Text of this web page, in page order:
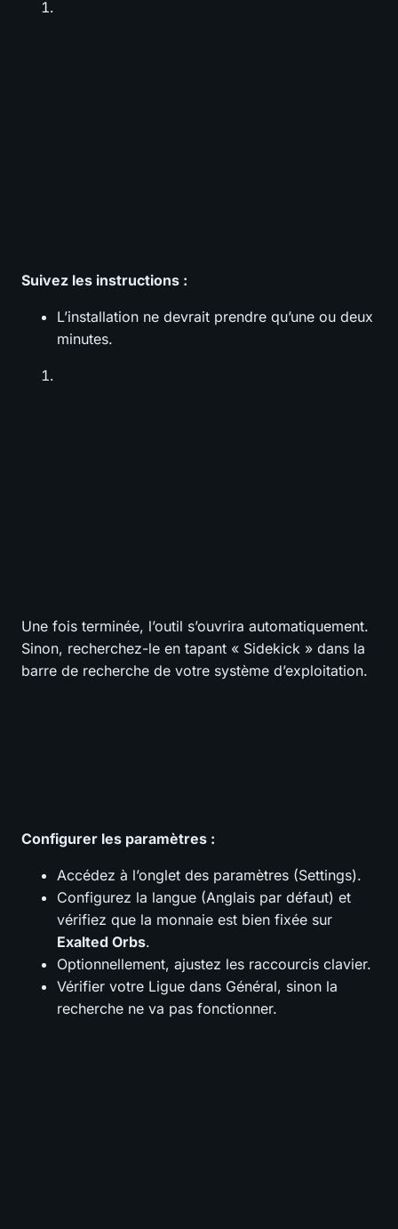
Suivez les instructions :
L’installation ne devrait prendre qu’une ou deux
minutes.
Une fois terminée, l’outil s’ouvrira automatiquement.
Sinon, recherchez-le en tapant « Sidekick » dans la
barre de recherche de votre système d’exploitation.
Configurer les paramètres :
Accédez à l’onglet des paramètres (Settings).
Configurez la langue (Anglais par défaut) et
vérifiez que la monnaie est bien fixée sur
Exalted Orbs.
Optionnellement, ajustez les raccourcis clavier.
Vérifier votre Ligue dans Général, sinon la
recherche ne va pas fonctionner.